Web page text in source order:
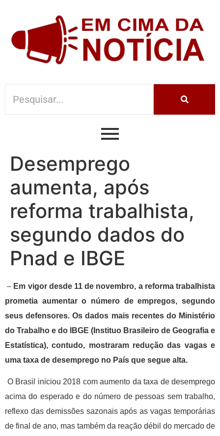
Desemprego
aumenta, após
reforma trabalhista,
segundo dados do
Pnad e IBGE
– Em vigor desde 11 de novembro, a reforma trabalhista
prometia aumentar o número de empregos, segundo
seus defensores. Os dados mais recentes do Ministério
do Trabalho e do IBGE (Instituo Brasileiro de Geografia e
Estatística), contudo, mostraram redução das vagas e
uma taxa de desemprego no País que segue alta.
O Brasil iniciou 2018 com aumento da taxa de desemprego
acima do esperado e do número de pessoas sem trabalho,
reflexo das demissões sazonais após as vagas temporárias
de final de ano, mas também da reação débil do mercado de